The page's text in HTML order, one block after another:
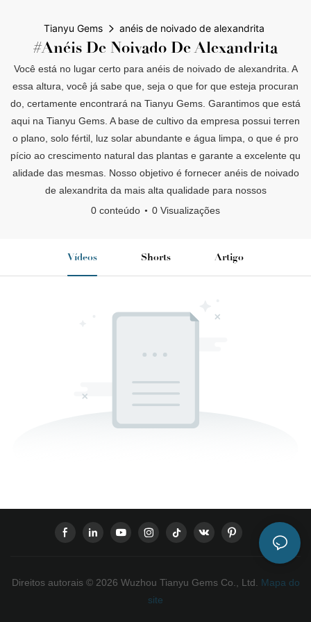
Tianyu Gems anéis de noivado de alexandrita
#anéis De Noivado De Alexandrita
Você está no lugar certo para anéis de noivado de alexandrita. A
essa altura, você já sabe que, seja o que for que esteja procuran
do, certamente encontrará na Tianyu Gems. Garantimos que está
aqui na Tianyu Gems. A base de cultivo da empresa possui terren
o plano, solo fértil, luz solar abundante e água limpa, o que é pro
pício ao crescimento natural das plantas e garante a excelente qu
alidade das mesmas. Nosso objetivo é fornecer anéis de noivado
de alexandrita da mais alta qualidade para nossos
0 conteúdo
0 Visualizações
Vídeos Shorts Artigo
Direitos autorais © 2026 Wuzhou Tianyu Gems Co., Ltd. Mapa do
site